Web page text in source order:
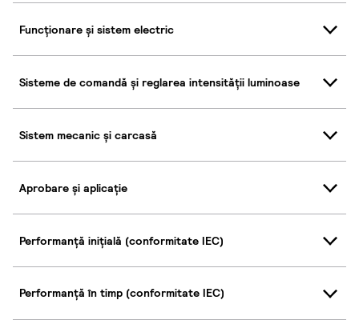
Funcționare și sistem electric
Sisteme de comandă și reglarea intensității luminoase
Sistem mecanic și carcasă
Aprobare și aplicație
Performanță inițială (conformitate IEC)
Performanță în timp (conformitate IEC)